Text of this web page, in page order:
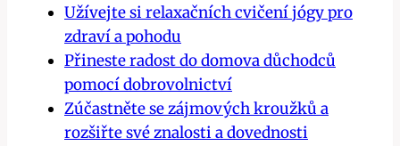
Užívejte si relaxačních cvičení jógy pro
zdraví a pohodu
Přineste radost do domova důchodců
pomocí dobrovolnictví
Zúčastněte se zájmových kroužků a
rozšiřte své znalosti a dovednosti